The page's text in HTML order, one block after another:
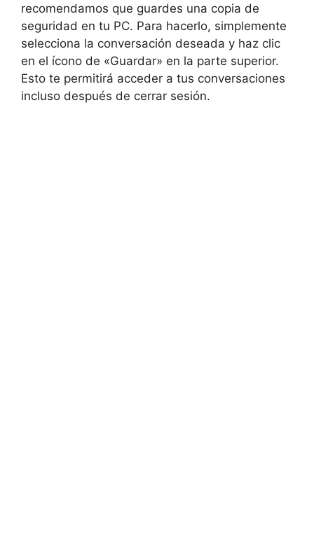
recomendamos que guardes una copia⁢ de
seguridad en tu PC. ⁤Para‌ hacerlo, ​simplemente
selecciona la conversación deseada y haz clic
en el ícono ⁣de «Guardar» en la parte ⁤superior.
Esto te permitirá acceder a tus conversaciones
⁤incluso después de cerrar sesión.